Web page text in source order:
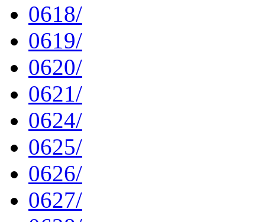
0618/
0619/
0620/
0621/
0624/
0625/
0626/
0627/